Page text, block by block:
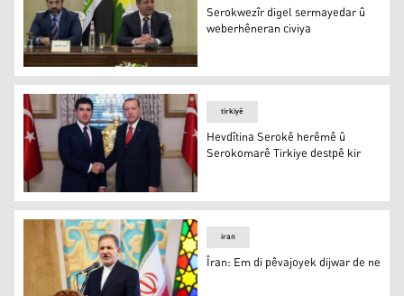
Serokwezîr digel sermayedar û weberhêneran civiya
Serokwezîr digel sermayedar û
weberhêneran civiya
Hevdîtina Serokê herêmê û Serokomarê Tirkiye destpê
tirkiyê
Hevdîtina Serokê herêmê û
Serokomarê Tirkiye destpê kir
iran
Îran: Em di pêvajoyek dijwar de ne